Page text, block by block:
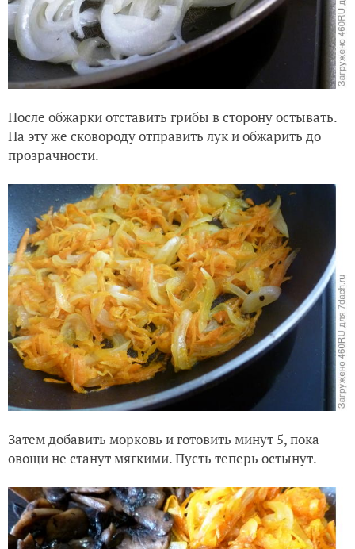
После обжарки отставить грибы в сторону остывать.
На эту же сковороду отправить лук и обжарить до
прозрачности.
Затем добавить морковь и готовить минут 5, пока
овощи не станут мягкими. Пусть теперь остынут.